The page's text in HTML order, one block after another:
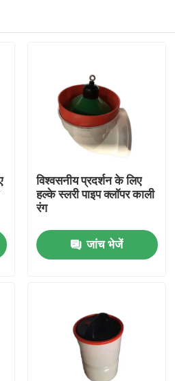
विश्वसनीय प्रदर्शन के लिए
हल्के स्लरी पाइप क्लॉपर काली
रंग
जांच भेजें